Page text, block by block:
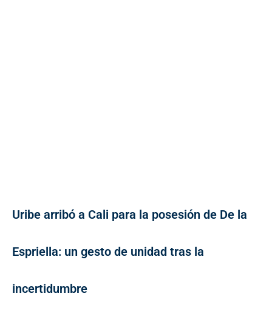
Uribe arribó a Cali para la posesión de De la
Espriella: un gesto de unidad tras la
incertidumbre